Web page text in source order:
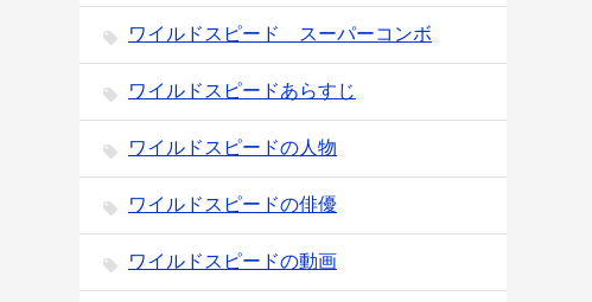
ワイルドスピード スーパーコンボ
ワイルドスピードあらすじ
ワイルドスピードの人物
ワイルドスピードの俳優
ワイルドスピードの動画